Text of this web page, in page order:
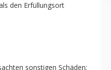
den Erfüllungsort
sonstigen Schäden;